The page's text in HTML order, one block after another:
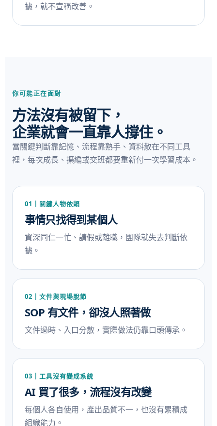
據，就不宣稱改善。
你可能正在面對
方法沒有被留下，
企業就會一直靠人撐住。
當關鍵判斷靠記憶、流程靠熟手、資料散在不同工具
裡，每次成長、擴編或交班都要重新付一次學習成本。
01｜關鍵人物依賴
事情只找得到某個人
資深同仁一忙、請假或離職，團隊就失去判斷依
據。
02｜文件與現場脫節
SOP 有文件，卻沒人照著做
文件過時、入口分散，實際做法仍靠口頭傳承。
03｜工具沒有變成系統
AI 買了很多，流程沒有改變
每個人各自使用，產出品質不一，也沒有累積成
組織能力。